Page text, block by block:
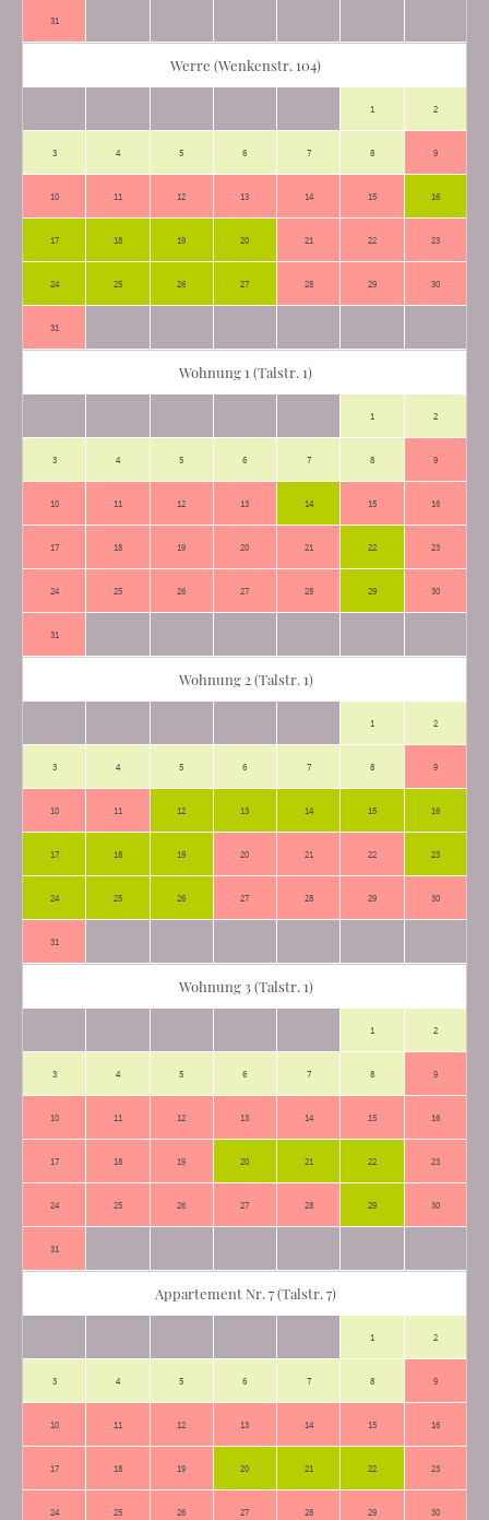
31
Werre (Wenkenstr. 104)
1 2
3 4 5 6 7 8 9
10 11 12 13 14 15 16
17 18 19 20 21 22 23
24 25 26 27 28 29 30
31
Wohnung 1 (Talstr. 1)
1 2
3 4 5 6 7 8 9
10 11 12 13 14 15 16
17 18 19 20 21 22 23
24 25 26 27 28 29 30
31
Wohnung 2 (Talstr. 1)
1 2
3 4 5 6 7 8 9
10 11 12 13 14 15 16
17 18 19 20 21 22 23
24 25 26 27 28 29 30
31
Wohnung 3 (Talstr. 1)
1 2
3 4 5 6 7 8 9
10 11 12 13 14 15 16
17 18 19 20 21 22 23
24 25 26 27 28 29 30
31
Appartement Nr. 7 (Talstr. 7)
1 2
3 4 5 6 7 8 9
10 11 12 13 14 15 16
17 18 19 20 21 22 23
24 25 26 27 28 29 30